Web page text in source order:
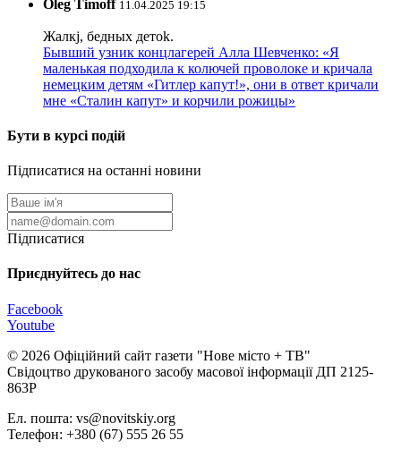
Oleg Timoff 11.04.2025 19:15
Жалкj, бедных детok.
Бывший узник концлагерей Алла Шевченко: «Я
маленькая подходила к колючей проволоке и кричала
немецким детям «Гитлер капут!», они в ответ кричали
мне «Сталин капут» и корчили рожицы»
Бути в курсі подій
Підписатися на останні новини
Підписатися
Приєднуйтесь до нас
Facebook
Youtube
© 2026 Офіційний сайт газети "Нове мiсто + ТВ"
Свідоцтво друкованого засобу масової інформації ДП 2125-
863Р
Ел. пошта: vs@novitskiy.org
Телефон: +380 (67) 555 26 55